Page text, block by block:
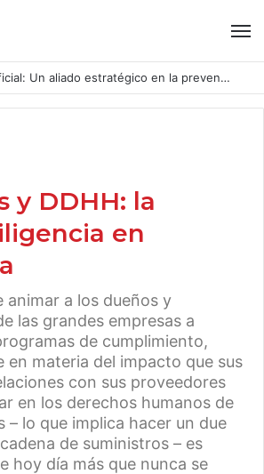
Inteligencia Artificial: Un aliado estratégico en la prevención del acoso y la violencia laboral bajo la Ley Karin
y DDHH: la
en
animar a los dueños y
las grandes empresas a
de cumplimiento,
en materia del impacto que sus
con sus proveedores
en los derechos humanos de
– lo que implica hacer un due
de suministros – es
hoy día más que nunca se